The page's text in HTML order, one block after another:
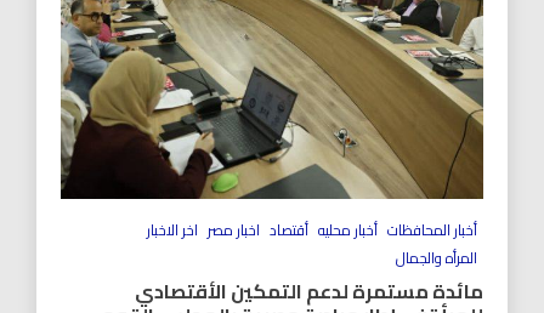
أخبار المحافظات أخبار محليه أقتصاد اخبار مصر اخر الاخبار
المرأه والجمال
مائدة مستمرة لدعم التمكين الأقتصادي